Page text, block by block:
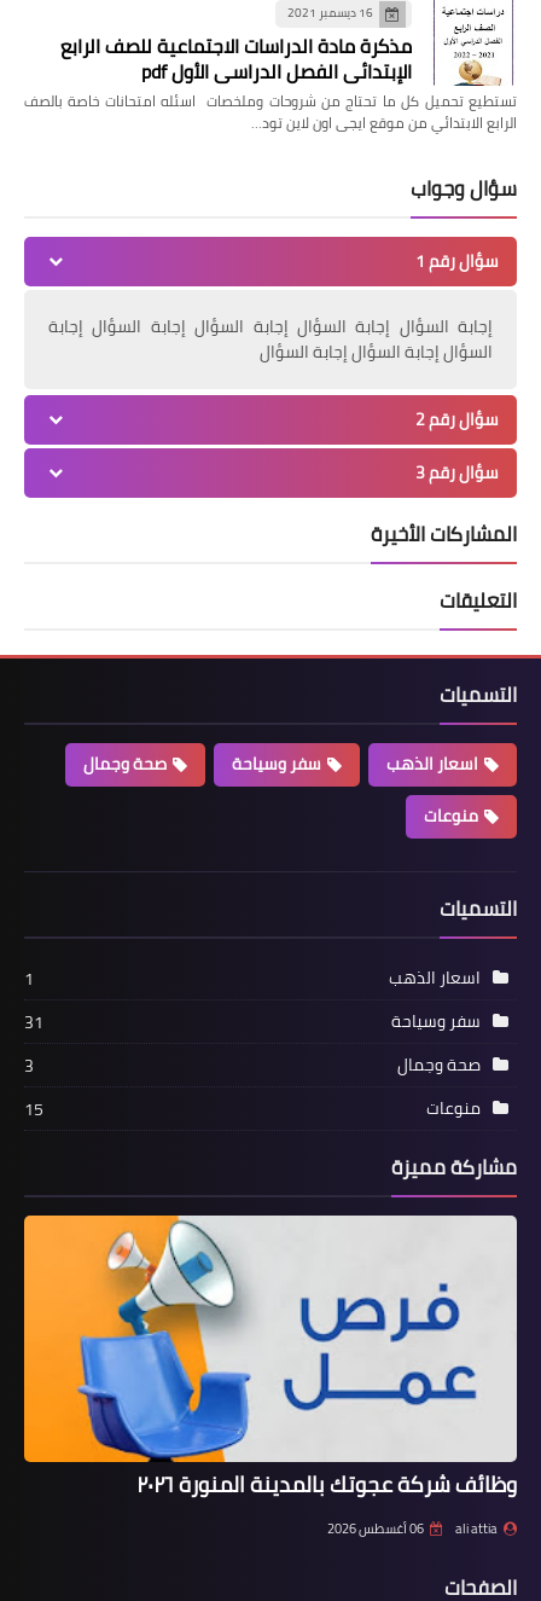
16 ديسمبر 2021
مذكرة مادة الدراسات الاجتماعية للصف الرابع
الإبتدائي الفصل الدراسي الأول pdf
تستطيع تحميل كل ما تحتاج من شروحات وملخصات اسئله امتحانات خاصة بالصف
الرابع الابتدائي من موقع ايجى اون لاين تود…
سؤال وجواب
سؤال رقم 1
إجابة السؤال إجابة السؤال إجابة السؤال إجابة السؤال إجابة
السؤال إجابة السؤال إجابة السؤال
سؤال رقم 2
سؤال رقم 3
المشاركات الأخيرة
التعليقات
التسميات
اسعار الذهب سفر وسياحة
صحة وجمال
منوعات
التسميات
اسعار الذهب
1
سفر وسياحة
31
صحة وجمال
3
منوعات
15
مشاركة مميزة
وظائف شركة عجوتك بالمدينة المنورة ٢٠٢٦
ali attia 06 أغسطس 2026
الصفحات